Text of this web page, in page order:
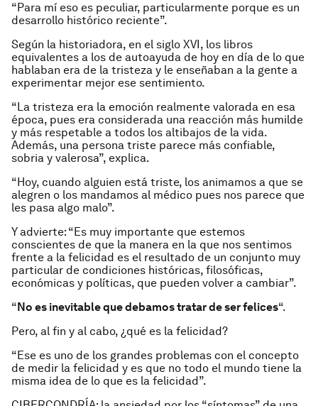
“Para mí eso es peculiar, particularmente porque es un
desarrollo histórico reciente”.
Según la historiadora, en el siglo XVI, los libros
equivalentes a los de autoayuda de hoy en día de lo que
hablaban era de la tristeza y le enseñaban a la gente a
experimentar mejor ese sentimiento.
“La tristeza era la emoción realmente valorada en esa
época, pues era considerada una reacción más humilde
y más respetable a todos los altibajos de la vida.
Además, una persona triste parece más confiable,
sobria y valerosa”, explica.
“Hoy, cuando alguien está triste, los animamos a que se
alegren o los mandamos al médico pues nos parece que
les pasa algo malo”.
Y advierte: “Es muy importante que estemos
conscientes de que la manera en la que nos sentimos
frente a la felicidad es el resultado de un conjunto muy
particular de condiciones históricas, filosóficas,
económicas y políticas, que pueden volver a cambiar”.
“ No es inevitable que debamos tratar de ser felices“.
Pero, al fin y al cabo, ¿qué es la felicidad?
“Ese es uno de los grandes problemas con el concepto
de medir la felicidad y es que no todo el mundo tiene la
misma idea de lo que es la felicidad”.